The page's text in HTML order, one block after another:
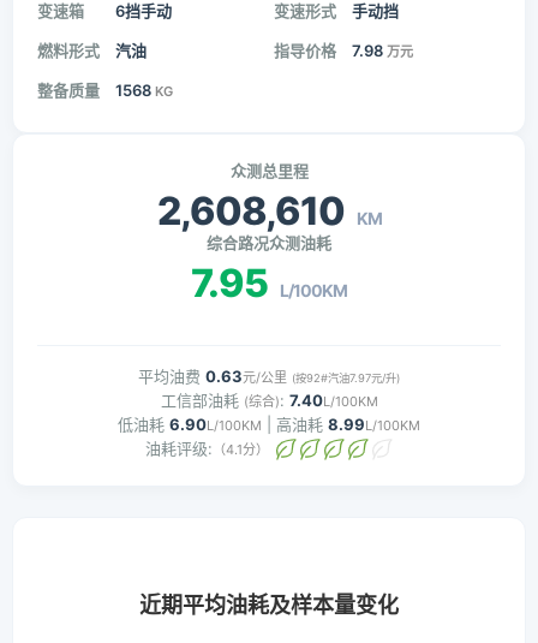
变速箱 6挡手动 变速形式 手动挡
燃料形式 汽油 指导价格 7.98 万元
整备质量 1568 KG
众测总里程
2,608,610 KM
综合路况众测油耗
7.95 L/100KM
平均油费 0.63元/公里 (按92#汽油7.97元/升)
工信部油耗 (综合): 7.40L/100KM
低油耗 6.90L/100KM | 高油耗 8.99L/100KM
油耗评级: （4.1分）